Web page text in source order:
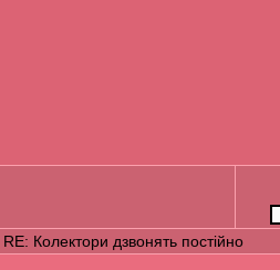
RE: Колектори дзвонять постійно